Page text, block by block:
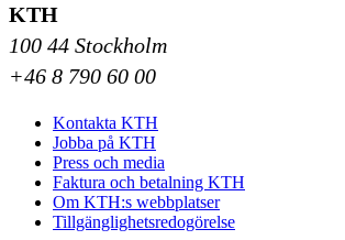
KTH
100 44 Stockholm
+46 8 790 60 00
Kontakta KTH
Jobba på KTH
Press och media
Faktura och betalning KTH
Om KTH:s webbplatser
Tillgänglighetsredogörelse